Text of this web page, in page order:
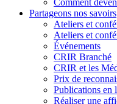
Partageons nos savoirs
Ateliers et
Ateliers et
Événements
CRIR Branché
CRIR et les
Prix de
Publications en
Réaliser une